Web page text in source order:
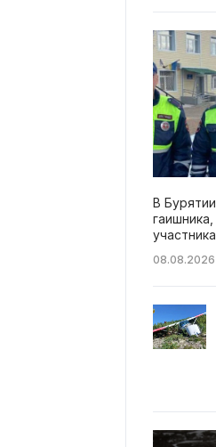
В
08.08.2026